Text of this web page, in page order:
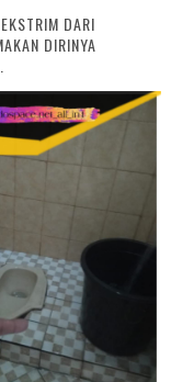
DARI
DIRINYA